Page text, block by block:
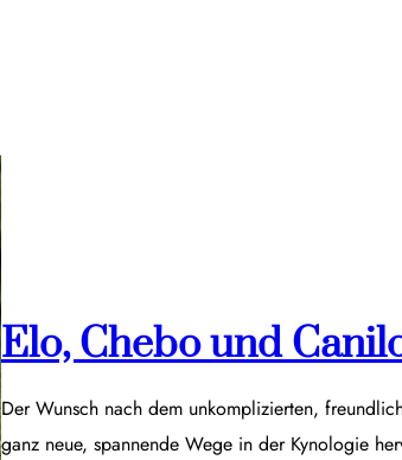
Elo, Chebo und
Der Wunsch nach dem unkomplizierten,
ganz neue, spannende Wege in der Kynologie